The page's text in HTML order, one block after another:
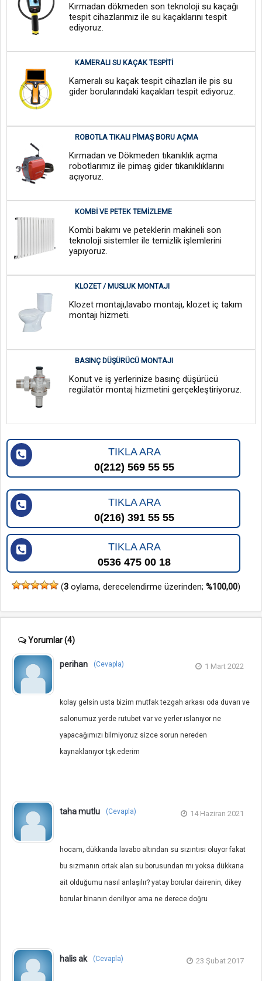
Kırmadan dökmeden son teknoloji su kaçağı
tespit cihazlarımız ile su kaçaklarını tespit
ediyoruz.
KAMERALI SU KAÇAK TESPITI
Kameralı su kaçak tespit cihazları ile pis su
gider borularındaki kaçakları tespit ediyoruz.
ROBOTLA TIKALI PIMAŞ BORU AÇMA
Kırmadan ve Dökmeden tıkanıklık açma
robotlarımız ile pimaş gider tıkanıklıklarını
açıyoruz.
KOMBI VE PETEK TEMIZLEME
Kombi bakımı ve peteklerin makineli son
teknoloji sistemler ile temizlik işlemlerini
yapıyoruz.
KLOZET / MUSLUK MONTAJI
Klozet montajı,lavabo montajı, klozet iç takım
montajı hizmeti.
BASINÇ DÜŞÜRÜCÜ MONTAJI
Konut ve iş yerlerinize basınç düşürücü
regülatör montaj hizmetini gerçekleştiriyoruz.
TIKLA ARA
0(212) 569 55 55
TIKLA ARA
0(216) 391 55 55
TIKLA ARA
0536 475 00 18
(3oylama, derecelendirme üzerinden; %100,00)
Yorumlar(4)
perihan 1 Mart 2022
(Cevapla)
kolay gelsin usta bizim mutfak tezgah arkası oda duvarı ve
salonumuz yerde rutubet var ve yerler ıslanıyor ne
yapacağımızı bilmiyoruz sizce sorun nereden
kaynaklanıyor tşk.ederim
taha mutlu 14 Haziran 2021
(Cevapla)
hocam, dükkanda lavabo altından su sızıntısı oluyor fakat
bu sızmanın ortak alan su borusundan mı yoksa dükkana
ait olduğumu nasıl anlaşılır? yatay borular dairenin, dikey
borular binanın deniliyor ama ne derece doğru
halis ak 23 Şubat 2017
(Cevapla)